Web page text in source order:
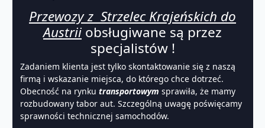
Przewozy z Strzelec Krajeńskich do
Austrii obsługiwane są przez
specjalistów !
Zadaniem klienta jest tylko skontaktowanie się z naszą
firmą i wskazanie miejsca, do którego chce dotrzeć.
Obecność na rynku transportowym sprawiła, że mamy
rozbudowany tabor aut. Szczególną uwagę poświęcamy
sprawności technicznej samochodów.